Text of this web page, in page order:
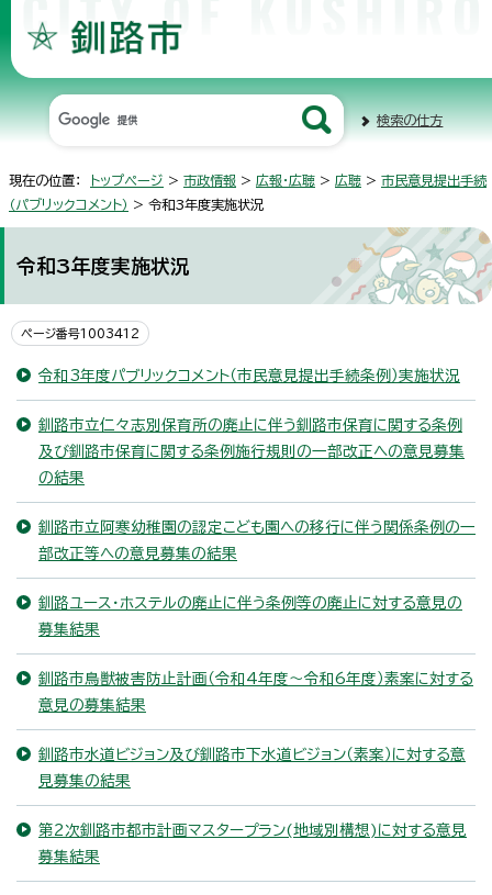
検索の仕方
現在の位置： トップページ > 市政情報 > 広報・広聴 > 広聴 > 市民意見提出手続
（パブリックコメント） > 令和3年度実施状況
令和3年度実施状況
ページ番号1003412
令和3年度パブリックコメント（市民意見提出手続条例）実施状況
釧路市立仁々志別保育所の廃止に伴う釧路市保育に関する条例
及び釧路市保育に関する条例施行規則の一部改正への意見募集
の結果
釧路市立阿寒幼稚園の認定こども園への移行に伴う関係条例の一
部改正等への意見募集の結果
釧路ユース・ホステルの廃止に伴う条例等の廃止に対する意見の
募集結果
釧路市鳥獣被害防止計画（令和4年度～令和6年度）素案に対する
意見の募集結果
釧路市水道ビジョン及び釧路市下水道ビジョン（素案）に対する意
見募集の結果
第2次釧路市都市計画マスタープラン(地域別構想)に対する意見
募集結果